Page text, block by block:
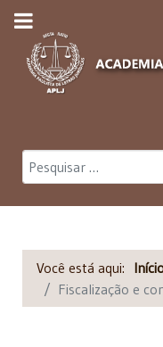
Pesquisar
Você está aqui:
Fiscalização e